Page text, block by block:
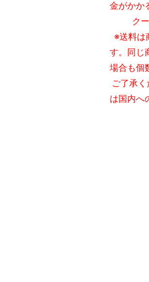
金がかか
ク
※送料は
す。同じ
場合も個
ご了承
は国内へ